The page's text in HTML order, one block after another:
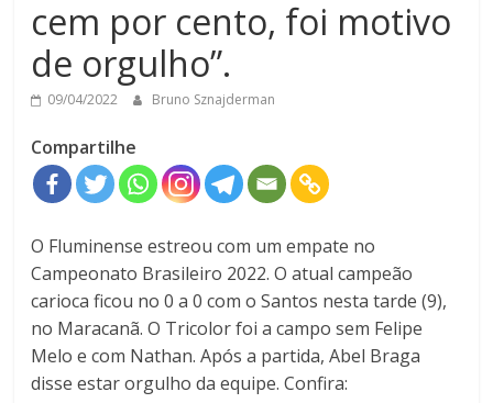
cem por cento, foi motivo
de orgulho”.
09/04/2022 Bruno Sznajderman
Compartilhe
O Fluminense estreou com um empate no
Campeonato Brasileiro 2022. O atual campeão
carioca ficou no 0 a 0 com o Santos nesta tarde (9),
no Maracanã. O Tricolor foi a campo sem Felipe
Melo e com Nathan. Após a partida, Abel Braga
disse estar orgulho da equipe. Confira: